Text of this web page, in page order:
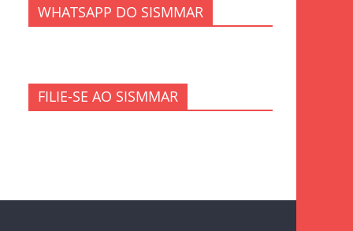
WHATSAPP DO SISMMAR
FILIE-SE AO SISMMAR